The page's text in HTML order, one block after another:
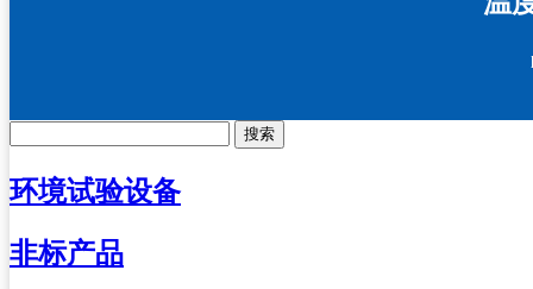
搜索
环境试验设备
非标产品